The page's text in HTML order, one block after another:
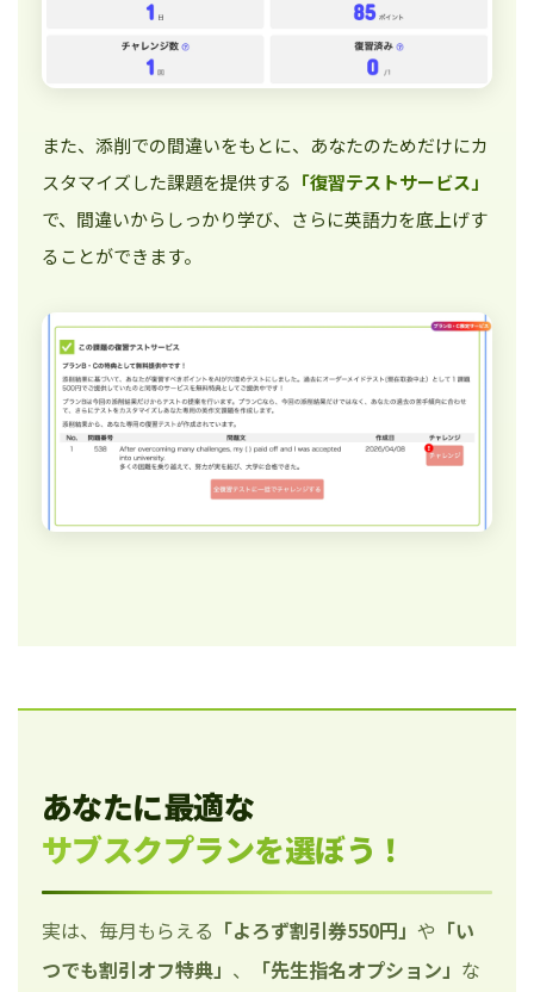
また、添削での間違いをもとに、あなたのためだけにカ
スタマイズした課題を提供する 「復習テストサービス」
で、間違いからしっかり学び、さらに英語力を底上げす
ることができます。
あなたに最適な
サブスクプランを選ぼう！
実は、毎月もらえる 「よろず割引券550円」 や 「い
つでも割引オフ特典」 、 「先生指名オプション」 な